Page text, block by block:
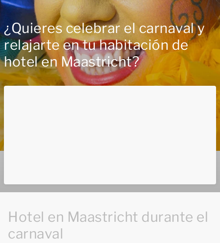
¿Quieres celebrar el carnaval y
relajarte en tu habitación de
hotel en Maastricht?
Hotel en Maastricht durante el
carnaval